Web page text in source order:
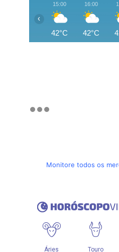
15:00
42°C
16:00
42°C
‹
Monitore todos os